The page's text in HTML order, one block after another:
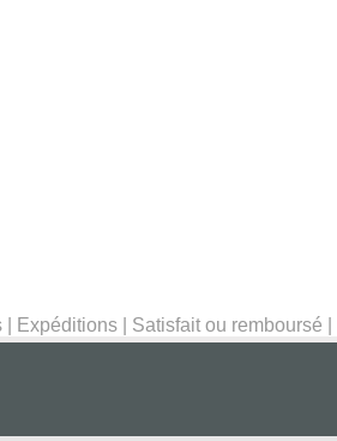
Expéditions Satisfait ou remboursé